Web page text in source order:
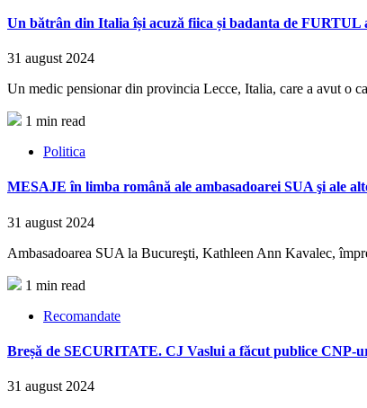
Un bătrân din Italia își acuză fiica și badanta de FURTUL
31 august 2024
Un medic pensionar din provincia Lecce, Italia, care a avut o
1 min read
Politica
MESAJE în limba română ale ambasadoarei SUA şi ale
31 august 2024
Ambasadoarea SUA la Bucureşti, Kathleen Ann Kavalec,
1 min read
Recomandate
Breșă de SECURITATE. CJ Vaslui a făcut publice CNP-
31 august 2024